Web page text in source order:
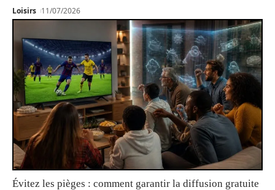
Loisirs 11/07/2026
Évitez les pièges : comment garantir la diffusion gratuite